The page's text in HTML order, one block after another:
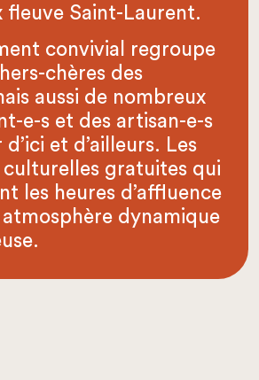
fleuve Saint-Laurent.
convivial regroupe
chères des
aussi de nombreux
e-s et des artisan-e-s
et d’ailleurs. Les
culturelles gratuites qui
les heures d’affluence
dynamique